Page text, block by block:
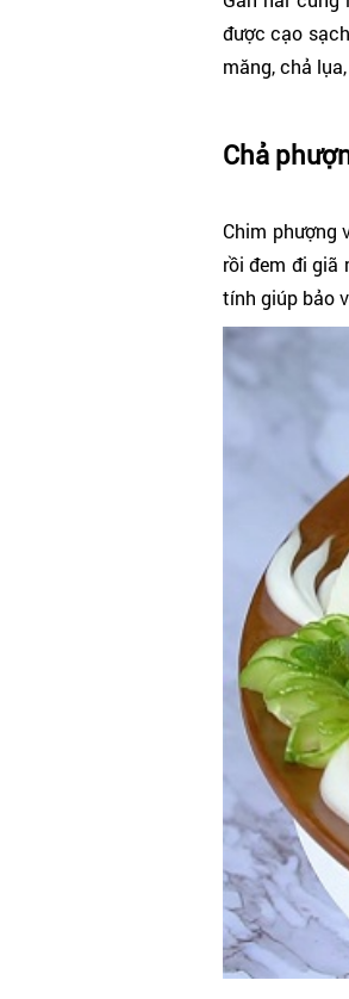
được cạo
măng, chả
Chả
Chim phượng
rồi đem đi giã
tính giúp bảo